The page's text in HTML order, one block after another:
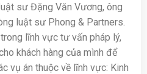
sư Đặng Văn Vương, ông
luật sư Phong & Partners.
lĩnh vực tư vấn pháp lý,
khách hàng của mình để
vụ án thuộc về lĩnh vực: Kinh